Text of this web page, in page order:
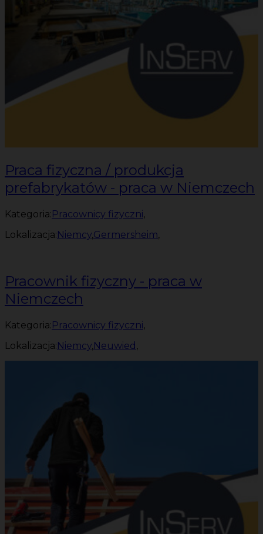
Praca fizyczna / produkcja
prefabrykatów - praca w Niemczech
Kategoria: Pracownicy fizyczni,
Lokalizacja: Niemcy,Germersheim,
Pracownik fizyczny - praca w
Niemczech
Kategoria:Pracownicy fizyczni,
Lokalizacja:Niemcy,Neuwied ,